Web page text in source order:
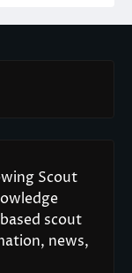
Scout
scout
news,